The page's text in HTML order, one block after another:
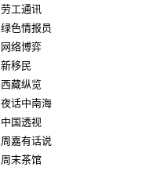
劳工通讯
绿色情报员
网络博弈
新移民
西藏纵览
夜话中南海
中国透视
周嘉有话说
周末茶馆